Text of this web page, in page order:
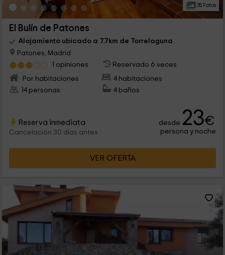
35 Fotos
El Bulín de Patones
Alojamiento ubicado a 7.7km de Torrelaguna
Patones, Madrid
1 opiniones
Reservado 6 veces
Por habitaciones
4 habitaciones
14 personas
4 baños
Reserva inmediata
Cancelación 30 días antes
desde 23€
persona y noche
VER OFERTA